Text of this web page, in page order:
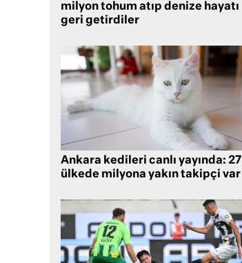
milyon tohum atıp denize hayatı
geri getirdiler
Ankara kedileri canlı yayında: 27
ülkede milyona yakın takipçi var